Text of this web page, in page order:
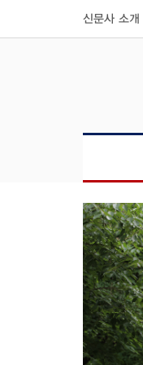
신문사 소개